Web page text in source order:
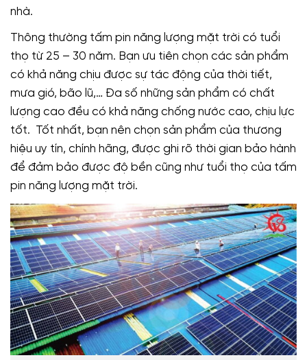
nhà.
Thông thường tấm pin năng lượng mặt trời có tuổi
thọ từ 25 – 30 năm. Bạn ưu tiên chọn các sản phẩm
có khả năng chịu được sự tác động của thời tiết,
mưa gió, bão lũ,… Đa số những sản phẩm có chất
lượng cao đều có khả năng chống nước cao, chịu lực
tốt. Tốt nhất, bạn nên chọn sản phẩm của thương
hiệu uy tín, chính hãng, được ghi rõ thời gian bảo hành
để đảm bảo được độ bền cũng như tuổi thọ của tấm
pin năng lượng mặt trời.